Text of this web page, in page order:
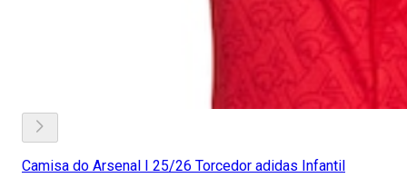
Camisa do Arsenal I 25/26 Torcedor adidas Infantil